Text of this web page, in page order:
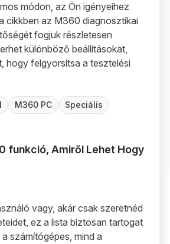
módon, az Ön igényeihez
cikkben az M360 diagnosztikai
fogjuk részletesen
különböző beállításokat,
hogy felgyorsítsa a tesztelési
M360 PC
Speciális
Amiről Lehet Hogy Nem Tudsz!
funkció, Amiről Lehet Hogy
vagy, akár csak szeretnéd
ez a lista biztosan tartogat
számítógépes, mind a